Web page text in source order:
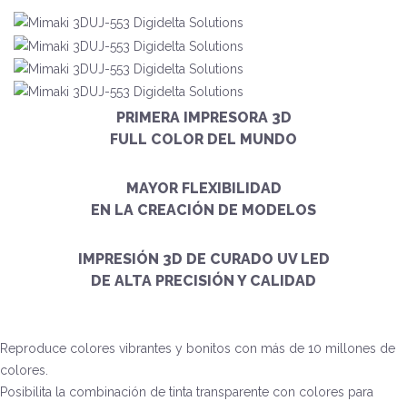
PRIMERA IMPRESORA 3D
FULL COLOR DEL MUNDO
MAYOR FLEXIBILIDAD
EN LA CREACIÓN DE MODELOS
IMPRESIÓN 3D DE CURADO UV LED
DE ALTA PRECISIÓN Y CALIDAD
Reproduce colores vibrantes y bonitos con más de 10 millones de
colores.
Posibilita la combinación de tinta transparente con colores para